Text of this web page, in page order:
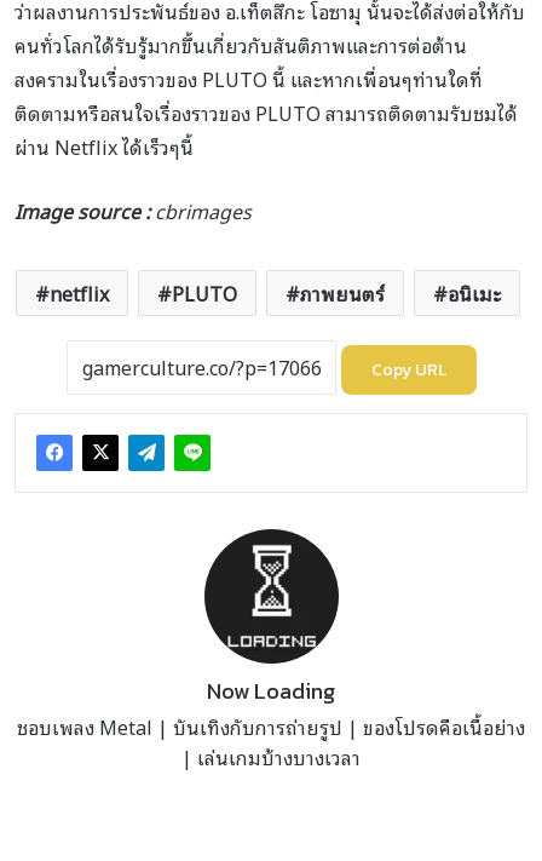
ว่าผลงานการประพันธ์ของ อ.เท็ตสึกะ โอซามุ นั้นจะได้ส่งต่อให้กับ
คนทั่วโลกได้รับรู้มากขึ้นเกี่ยวกับสันติภาพและการต่อต้าน
สงครามในเรื่องราวของ PLUTO นี้ และหากเพื่อนๆท่านใดที่
ติดตามหรือสนใจเรื่องราวของ PLUTO สามารถติดตามรับชมได้
ผ่าน Netflix ได้เร็วๆนี้
Image source :cbrimages
netflix PLUTO ภาพยนตร์ อนิเมะ
Copy URL
Now Loading
ชอบเพลง Metal | บันเทิงกับการถ่ายรูป | ของโปรดคือเนื้อย่าง
| เล่นเกมบ้างบางเวลา